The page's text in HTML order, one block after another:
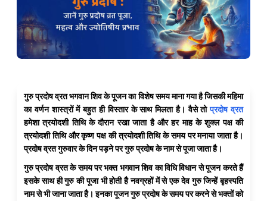
गुरु प्रदोष व्रत भगवान शिव के पूजन का विशेष समय माना गया है जिसकी महिमा
का वर्णन शास्त्रों में बहुत ही विस्तार के साथ मिलता है। वैसे तोप्रदोष व्रत
हमेशा त्रयोदशी तिथि के दौरान रखा जाता है और हर माह के शुक्ल पक्ष की
त्रयोदशी तिथि और कृष्ण पक्ष की त्रयोदशी तिथि के समय पर मनाया जाता है।
प्रदोष व्रत गुरुवार के दिन पड़ने पर गुरु प्रदोष के नाम से पूजा जाता है।
गुरु प्रदोष व्रत के समय पर भक्त भगवान शिव का विधि विधान से पूजन करते हैं
इसके साथ ही गुरु की पूजा भी होती है नवग्रहों में से एक देव गुरु जिन्हें बृहस्पति
नाम से भी जाना जाता है। इनका पूजन गुरु प्रदोष के समय पर करने से भक्तों को